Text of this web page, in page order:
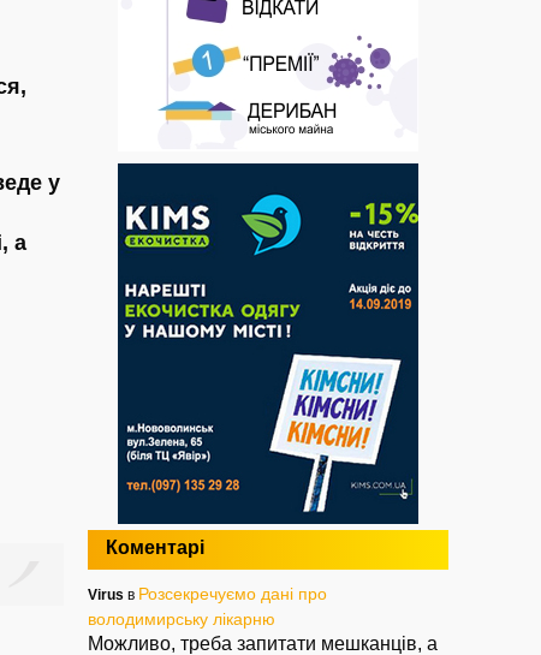
у
а
Коментарі
Virus в Розсекречуємо дані про
володимирську лікарню
Можливо, треба запитати мешканців, а